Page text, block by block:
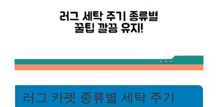
러그 카펫 종류별 세탁 주기